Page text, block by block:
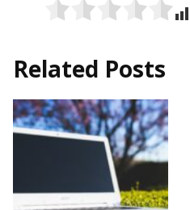
Related Posts